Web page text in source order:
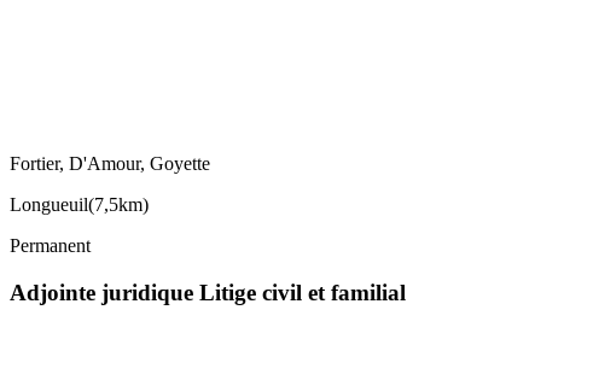
Fortier, D'Amour, Goyette
Longueuil(7,5km)
Permanent
Adjointe juridique Litige civil et familial